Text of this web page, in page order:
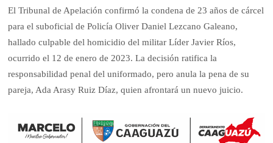
El Tribunal de Apelación confirmó la condena de 23 años de cárcel
para el suboficial de Policía Oliver Daniel Lezcano Galeano,
hallado culpable del homicidio del militar Líder Javier Ríos,
ocurrido el 12 de enero de 2023. La decisión ratifica la
responsabilidad penal del uniformado, pero anula la pena de su
pareja, Ada Arasy Ruiz Díaz, quien afrontará un nuevo juicio.